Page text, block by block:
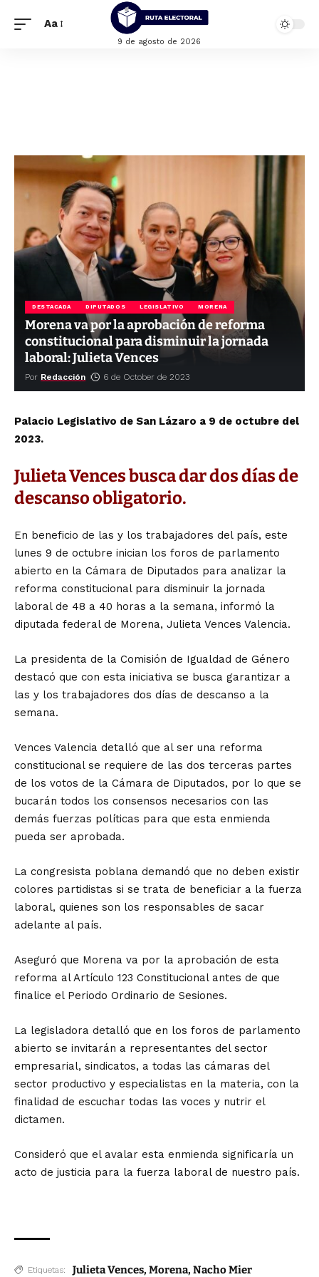
Aa
9 de agosto de 2026
DESTACADA DIPUTADOS LEGISLATIVO MORENA
Morena va por la aprobación de reforma
constitucional para disminuir la jornada
laboral: Julieta Vences
Por Redacción 6 de October de 2023
Palacio Legislativo de San Lázaro a 9 de octubre del
2023.
Julieta Vences busca dar dos días de
descanso obligatorio.
En beneficio de las y los trabajadores del país, este
lunes 9 de octubre inician los foros de parlamento
abierto en la Cámara de Diputados para analizar la
reforma constitucional para disminuir la jornada
laboral de 48 a 40 horas a la semana, informó la
diputada federal de Morena, Julieta Vences Valencia.
La presidenta de la Comisión de Igualdad de Género
destacó que con esta iniciativa se busca garantizar a
las y los trabajadores dos días de descanso a la
semana.
Vences Valencia detalló que al ser una reforma
constitucional se requiere de las dos terceras partes
de los votos de la Cámara de Diputados, por lo que se
bucarán todos los consensos necesarios con las
demás fuerzas políticas para que esta enmienda
pueda ser aprobada.
La congresista poblana demandó que no deben existir
colores partidistas si se trata de beneficiar a la fuerza
laboral, quienes son los responsables de sacar
adelante al país.
Aseguró que Morena va por la aprobación de esta
reforma al Artículo 123 Constitucional antes de que
finalice el Periodo Ordinario de Sesiones.
La legisladora detalló que en los foros de parlamento
abierto se invitarán a representantes del sector
empresarial, sindicatos, a todas las cámaras del
sector productivo y especialistas en la materia, con la
finalidad de escuchar todas las voces y nutrir el
dictamen.
Consideró que el avalar esta enmienda significaría un
acto de justicia para la fuerza laboral de nuestro país.
Etiquetas: Julieta Vences, Morena, Nacho Mier